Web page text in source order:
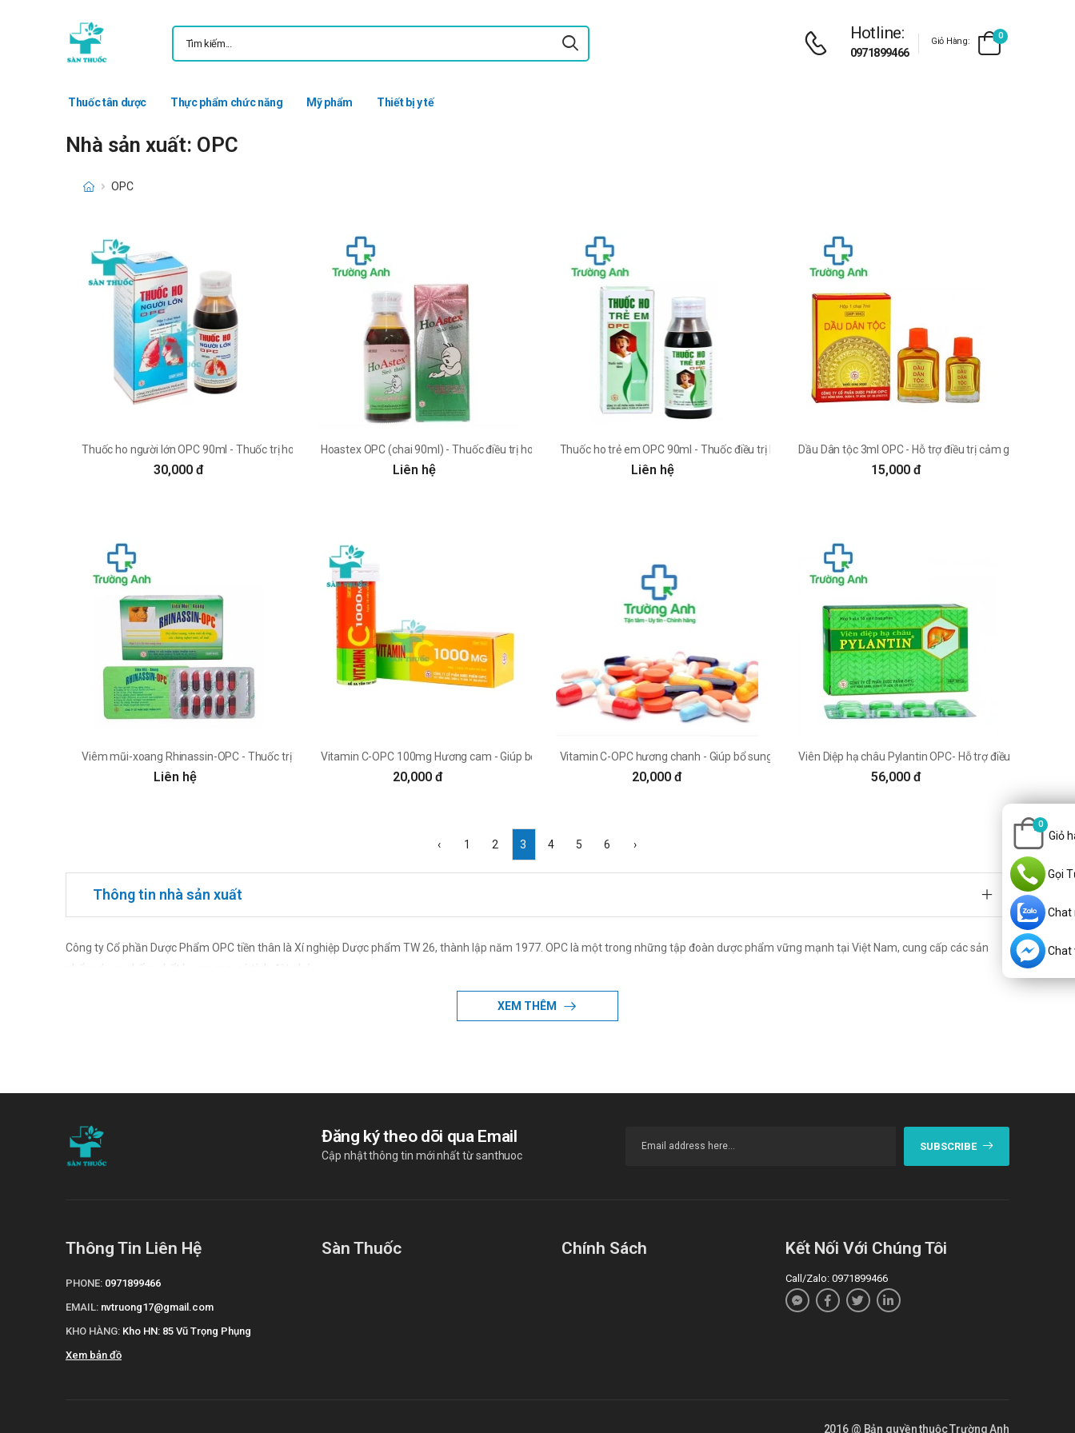
Hotline:
0971899466
Giỏ Hàng:
0
Thuốc tân dược Thực phẩm chức năng Mỹ phẩm Thiết bị y tế
Nhà sản xuất: OPC
OPC
Thuốc ho người lớn OPC 90ml - Thuốc trị ho hiệu quả
30,000 đ
Hoastex OPC (chai 90ml) - Thuốc điều trị ho cho trẻ hiệu quả
Liên hệ
Thuốc ho trẻ em OPC 90ml - Thuốc điều trị ho cho trẻ
Liên hệ
Dầu Dân tộc 3ml OPC - Hỗ trợ điều trị cảm gió hiệu quả
15,000 đ
Viêm mũi-xoang Rhinassin-OPC - Thuốc trị viêm xoang hiệu quả
Liên hệ
Vitamin C-OPC 100mg Hương cam - Giúp bổ sung vitamin C cho cơ thể
20,000 đ
Vitamin C-OPC hương chanh - Giúp bổ sung vitamin C hiệu quả
20,000 đ
Viên Diệp hạ châu Pylantin OPC- Hỗ trợ điều trị viêm gan
56,000 đ
‹ 1 2 3 4 5 6 ›
Thông tin nhà sản xuất
Công ty Cổ phần Dược Phẩm OPC tiền thân là Xí nghiệp Dược phẩm TW 26, thành lập năm 1977. OPC là một trong những tập đoàn dược phẩm vững mạnh tại Việt Nam, cung cấp các sản
phẩm dược phẩm chất lượng cao, có tính đột phá.
XEM THÊM
Đăng ký theo dõi qua Email
Cập nhật thông tin mới nhất từ santhuoc
SUBSCRIBE
Thông Tin Liên Hệ
PHONE: 0971899466
EMAIL: nvtruong17@gmail.com
KHO HÀNG: Kho HN: 85 Vũ Trọng Phụng
Xem bản đồ
Sàn Thuốc Chính Sách Kết Nối Với Chúng Tôi
Call/Zalo: 0971899466
2016 @ Bản quyền thuộc Trường Anh
0
Giỏ
Gọi
Chat
Chat